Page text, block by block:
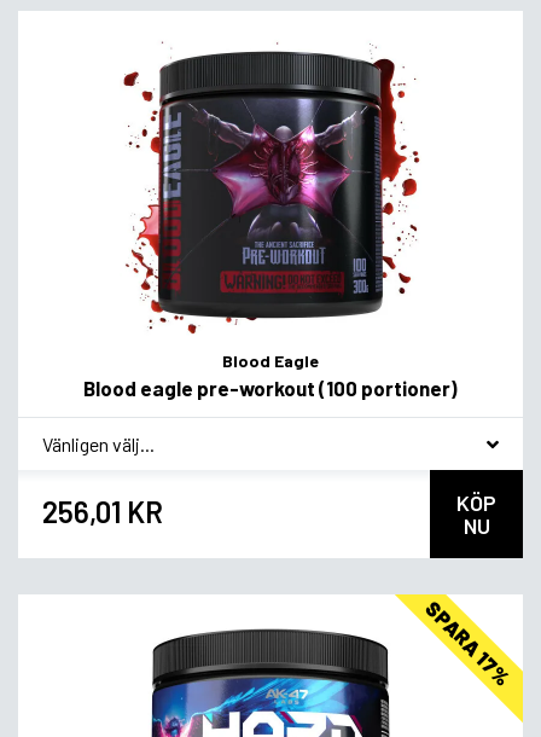
Blood Eagle
Blood eagle pre-workout (100 portioner)
* Smagsvariant
256,01 KR
KÖP
NU
SPARA 17%